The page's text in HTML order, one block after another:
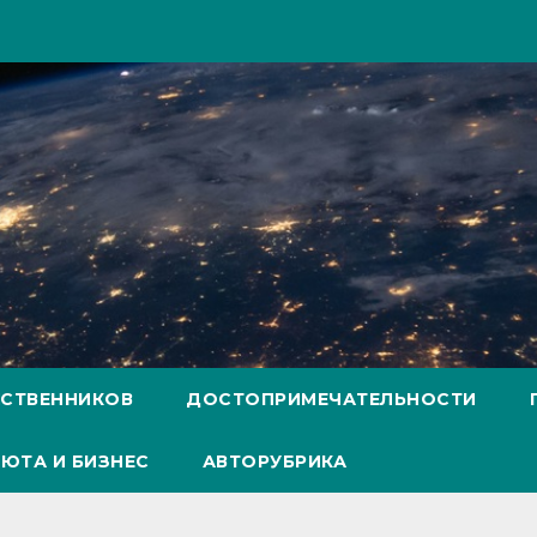
ДОСТОПРИМЕЧАТЕЛЬНОСТИ
И БИЗНЕС АВТОРУБРИКА